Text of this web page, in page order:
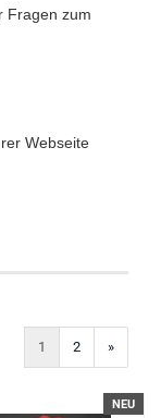
Fragen zum
Webseite
1 2 »
NEU